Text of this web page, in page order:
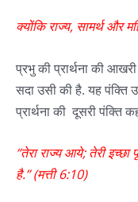
क्योंकि राज्य, सामर्थ और
प्रभु की प्रार्थना की
सदा उसी की है. यह पंक्ति
प्रार्थना की दूसरी पंक्ति
“तेरा राज्य आये;तेरी इच्छा
है.” (मत्ती 6:10)